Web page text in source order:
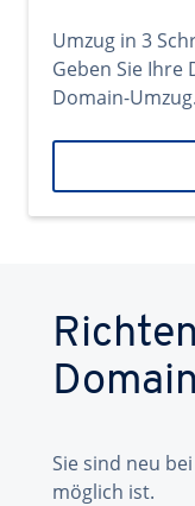
Umzug in 3
Geben Sie Ihre
Domain-Umzug.
Sie sind neu
möglich ist.